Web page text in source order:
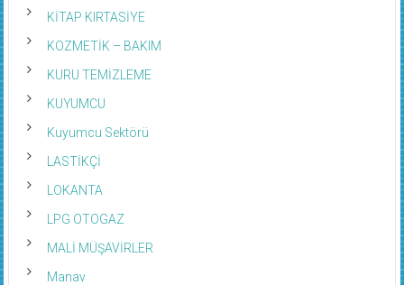
KİTAP KIRTASİYE
KOZMETİK – BAKIM
KURU TEMİZLEME
KUYUMCU
Kuyumcu Sektörü
LASTİKÇİ
LOKANTA
LPG OTOGAZ
MALİ MÜŞAVİRLER
Manav